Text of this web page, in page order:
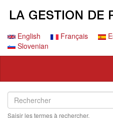
principalEnglish Français
Slovenian
Search
Rechercher
Saisir les termes à rechercher.